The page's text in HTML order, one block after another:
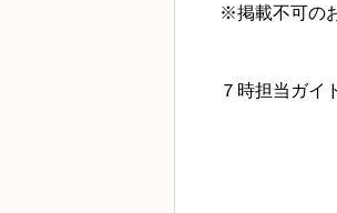
※掲載不可の
７時担当ガ